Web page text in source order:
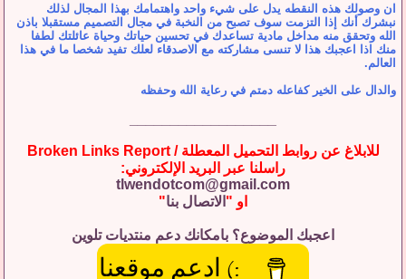
ان وصولك هذه النقطه يدل على شيء واحد واهتمامك بهذا المجال لذلك
نبشرك أنك إذا التزمت سوف تصبح من النخبة في مجال التصميم مستقبلا باذن
الله وتحقق منه مداخل مادية تساعدك في تحسين حياتك وحياة عائلتك لطفا
منك اذا اعجبك هذا لا تنسى مشاركته مع الاصدقاء لعلك تفيد شخصا ما في هذا
العالم.
والدال على الخير كفاعله دمتم في رعاية الله وحفظه
للابلاغ عن روابط التحميل المعطلة / Broken Links Report
راسلنا عبر البريد الإلكتروني:
tlwendotcom@gmail.com
او " الاتصال بنا"
اعجبك الموضوع؟ بامكانك دعم منتديات تلوين
:) ادعم موقعنا